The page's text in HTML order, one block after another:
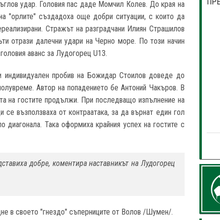
удар. Головия пас даде Момчил Колев. До края на
"орлите" създадоха още добри ситуации, с които да
Стражът на разградчани Илиян Страшилов
отрази далечни удари на Черно море. По този начин
аванс за Лудогорец U13.
индивидуален пробив на Божидар Стоилов доведе до
Автор на попадението бе Антоний Чакъров. В
на гостите продължи. При последващо изпълнение на
се възползваха от контраатака, за да върнат един гол
диагонала. Така оформиха крайния успех на гостите с
добре, коментира наставникът на Лудогорец
в своето "гнездо" съперниците от Волов /Шумен/.